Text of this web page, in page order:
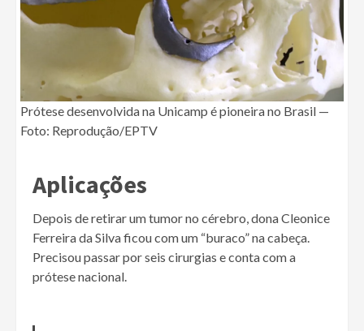
Prótese desenvolvida na Unicamp é pioneira no Brasil —
Foto: Reprodução/EPTV
Aplicações
Depois de retirar um tumor no cérebro, dona Cleonice
Ferreira da Silva ficou com um “buraco” na cabeça.
Precisou passar por seis cirurgias e conta com a
prótese nacional.